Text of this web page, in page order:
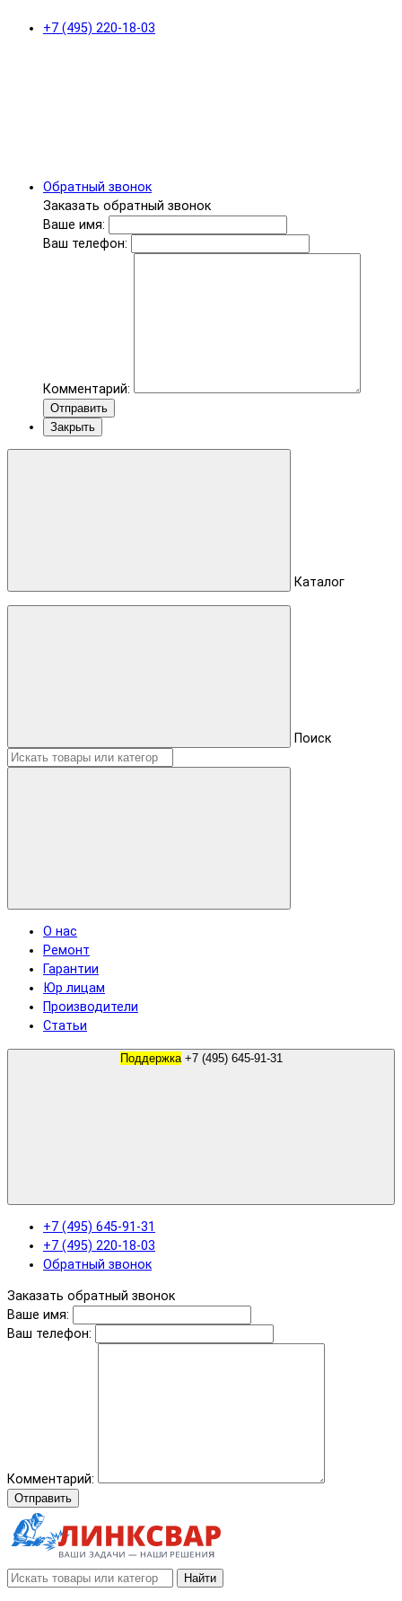
+7 (495) 220-18-03
Обратный звонок
Заказать обратный звонок
Ваше имя:
Ваш телефон:
Комментарий:
Отправить
Закрыть
Каталог
Поиск
О нас
Ремонт
Гарантии
Юр лицам
Производители
Статьи
Поддержка
+7 (495) 645-91-31
+7 (495) 220-18-03
Обратный звонок
Заказать обратный звонок
Ваше имя:
Ваш телефон:
Комментарий:
Отправить
Найти